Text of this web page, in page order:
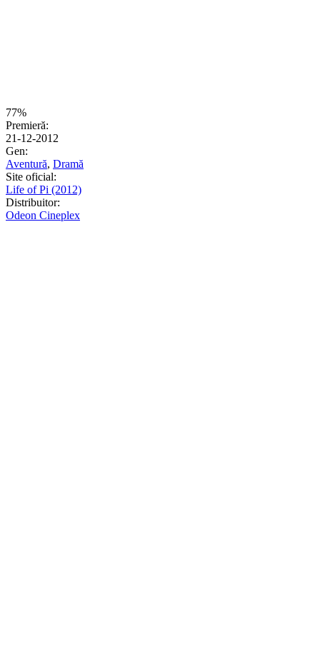
77%
Premieră:
21-12-2012
Gen:
Aventură, Dramă
Site oficial:
Life of Pi (2012)
Distribuitor:
Odeon Cineplex